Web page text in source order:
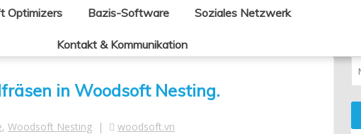
Optimizers Bazis-Software Soziales Netzwerk
Kontakt & Kommunikation
in Woodsoft Nesting.
, Woodsoft Nesting |
woodsoft.vn